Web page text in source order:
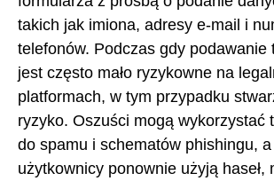
takich jak imiona, adresy e-mail i
telefonów. Podczas gdy podawanie
jest często mało ryzykowne na
platformach, w tym przypadku
ryzyko. Oszuści mogą wykorzystać
do spamu i schematów phishingu,
użytkownicy ponownie użyją haseł,